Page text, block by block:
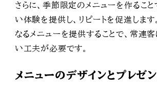
さらに、季節限定のメニューを作ること
い体験を提供し、リピートを促進します
なるメニューを提供することで、常連
い工夫が必要です。
メニューのデザインとプレゼ